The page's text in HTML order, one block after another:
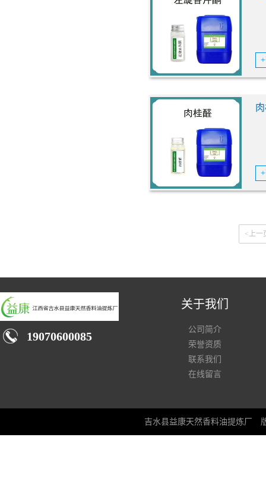
<上一
19070600085
关于我们
公司简介
荣誉资质
联系我们
在线留言
吉水县益康天然香料油提炼厂